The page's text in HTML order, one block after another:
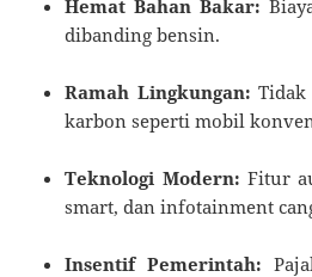
Hemat Bahan Bakar:
dibanding bensin.
Ramah Lingkungan:
karbon seperti mobil
Teknologi Modern: Fitur
smart, dan infotainment
Insentif Pemerintah: